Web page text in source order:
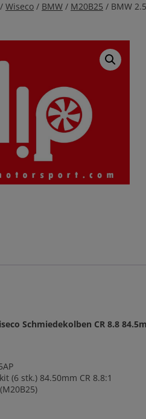
/ Wiseco / BMW / M20B25 / BMW
Schmiedekolben CR 8.8
(6 stk.) 84.50mm CR 8.8:1